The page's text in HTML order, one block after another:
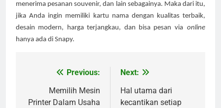
menerima pesanan souvenir, dan lain sebagainya. Maka dari itu,
jika Anda ingin memiliki kartu nama dengan kualitas terbaik,
desain modern, harga terjangkau, dan bisa pesan via online
hanya ada di Snapy.
navigation
Previous:
Memilih Mesin
Printer Dalam Usaha
Next:
Hal utama dari
kecantikan setiap